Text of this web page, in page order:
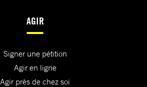
AGIR
Signer une pétition
Agir en ligne
Agir près de chez soi